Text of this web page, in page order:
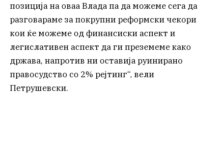
позиција на оваа Влада па да можеме сега да
разговараме за покрупни реформски чекори
кои ќе можеме од финансиски аспект и
легислативен аспект да ги преземеме како
држава, напротив ни оставија руинирано
правосудство со 2% рејтинг“, вели
Петрушевски.